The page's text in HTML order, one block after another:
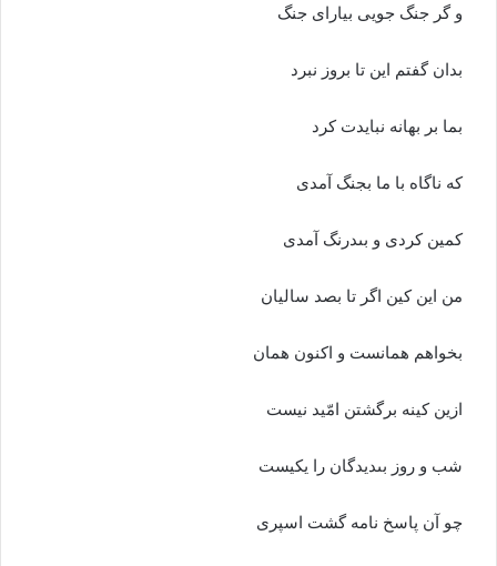
و گر جنگ جویى بیاراى جنگ‏
بدان گفتم این تا بروز نبرد
بما بر بهانه نبایدت کرد
که ناگاه با ما بجنگ آمدى
کمین کردى و بى‏درنگ آمدى‏
من این کین اگر تا بصد سالیان
بخواهم همانست و اکنون همان‏
ازین کینه برگشتن امّید نیست
شب و روز بى‏دیدگان را یکیست‏
چو آن پاسخ نامه گشت اسپرى